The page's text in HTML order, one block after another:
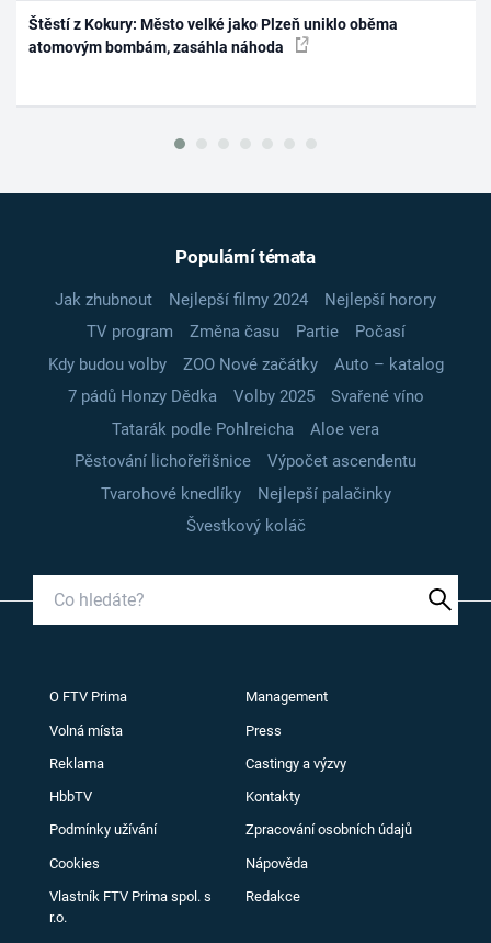
Štěstí z Kokury: Město velké jako Plzeň uniklo oběma
atomovým bombám, zasáhla náhoda
Populární témata
Jak zhubnout Nejlepší filmy 2024
Nejlepší horory
TV program
Změna času Partie
Počasí
Kdy budou volby
ZOO Nové začátky
Auto – katalog
7 pádů Honzy Dědka
Volby 2025
Svařené víno
Tatarák podle Pohlreicha
Aloe vera
Pěstování lichořeřišnice
Výpočet ascendentu
Tvarohové knedlíky
Nejlepší palačinky
Švestkový koláč
O FTV Prima Management
Volná místa Press
Reklama Castingy a výzvy
HbbTV Kontakty
Podmínky užívání Zpracování osobních údajů
Cookies Nápověda
Vlastník FTV Prima spol. s
r.o.
Redakce